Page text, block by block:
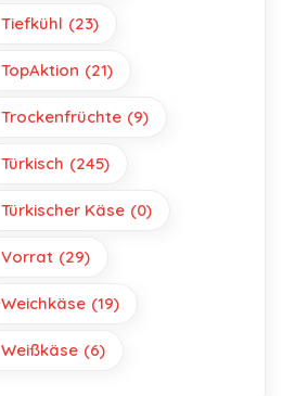
Tiefkühl (23)
TopAktion (21)
Trockenfrüchte (9)
Türkisch (245)
Türkischer Käse (0)
Vorrat (29)
Weichkäse (19)
Weißkäse (6)